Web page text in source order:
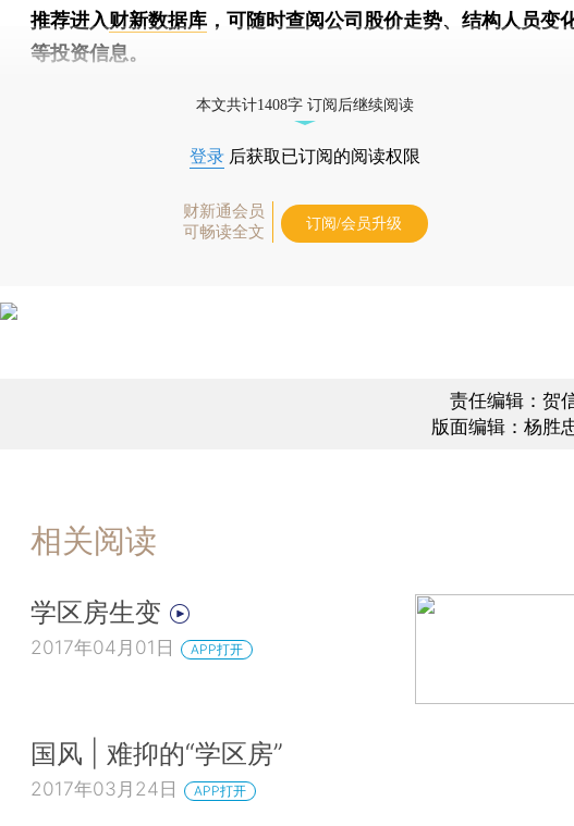
推荐进入财新数据库 ，可随时查阅公司股价走势、结构人员变
等投资信息。
本文共计1408字 订阅后继续阅读
登录 后获取已订阅的阅读权限
财新通会员
可畅读全文
订阅/会员升级
责任编辑：贺
版面编辑：杨胜
相关阅读
学区房生变
2017年04月01日 APP打开
国风 | 难抑的“学区房”
2017年03月24日 APP打开